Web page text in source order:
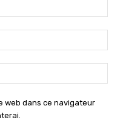
web dans ce navigateur